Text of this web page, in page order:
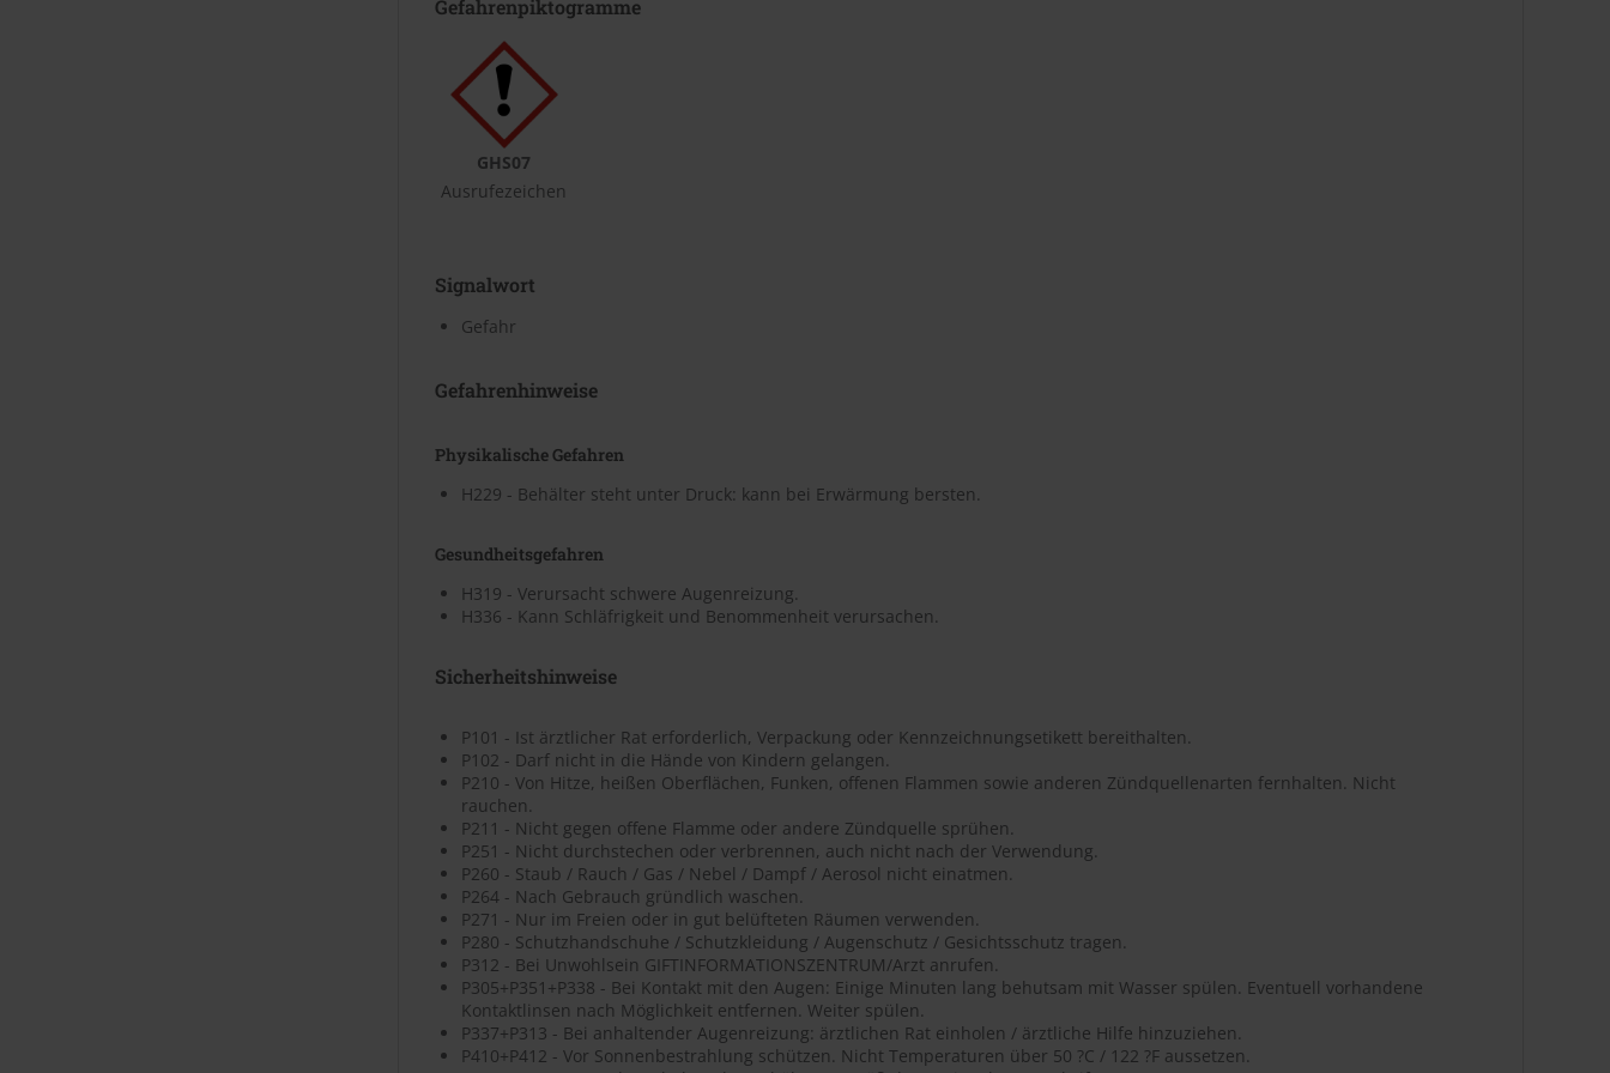
Gefahrenpiktogramme
GHS07
Ausrufezeichen
Signalwort
Gefahr
Gefahrenhinweise
Physikalische Gefahren
H229 - Behälter steht unter Druck: kann bei Erwärmung bersten.
Gesundheitsgefahren
H319 - Verursacht schwere Augenreizung.
H336 - Kann Schläfrigkeit und Benommenheit verursachen.
Sicherheitshinweise
P101 - Ist ärztlicher Rat erforderlich, Verpackung oder Kennzeichnungsetikett bereithalten.
P102 - Darf nicht in die Hände von Kindern gelangen.
P210 - Von Hitze, heißen Oberflächen, Funken, offenen Flammen sowie anderen Zündquellenarten fernhalten. Nicht
rauchen.
P211 - Nicht gegen offene Flamme oder andere Zündquelle sprühen.
P251 - Nicht durchstechen oder verbrennen, auch nicht nach der Verwendung.
P260 - Staub / Rauch / Gas / Nebel / Dampf / Aerosol nicht einatmen.
P264 - Nach Gebrauch gründlich waschen.
P271 - Nur im Freien oder in gut belüfteten Räumen verwenden.
P280 - Schutzhandschuhe / Schutzkleidung / Augenschutz / Gesichtsschutz tragen.
P312 - Bei Unwohlsein GIFTINFORMATIONSZENTRUM/Arzt anrufen.
P305+P351+P338 - Bei Kontakt mit den Augen: Einige Minuten lang behutsam mit Wasser spülen. Eventuell vorhandene
Kontaktlinsen nach Möglichkeit entfernen. Weiter spülen.
P337+P313 - Bei anhaltender Augenreizung: ärztlichen Rat einholen / ärztliche Hilfe hinzuziehen.
P410+P412 - Vor Sonnenbestrahlung schützen. Nicht Temperaturen über 50 ?C / 122 ?F aussetzen.